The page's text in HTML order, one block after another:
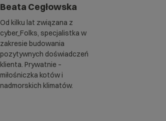
Beata Cegłowska
Od kilku lat związana z
cyber_Folks, specjalistka w
zakresie budowania
pozytywnych doświadczeń
klienta. Prywatnie –
miłośniczka kotów i
nadmorskich klimatów.